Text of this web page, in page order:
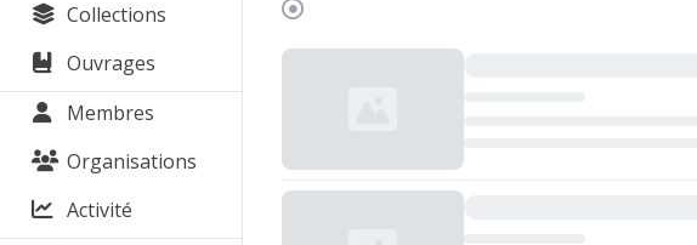
Collections
Ouvrages
Membres
Organisations
Activité
Chargement...
Chargement...